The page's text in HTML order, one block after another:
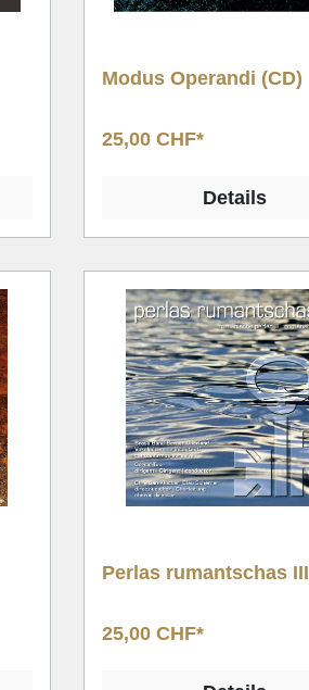
Modus Operandi (CD)
25,00 CHF*
Details
Perlas rumantschas III
25,00 CHF*